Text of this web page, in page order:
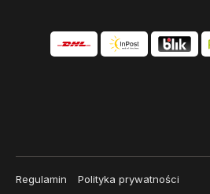
Regulamin Polityka prywatności